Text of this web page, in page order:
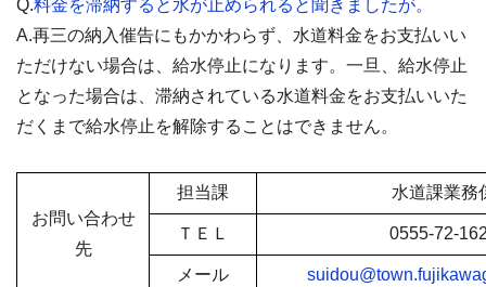
Q.料金を滞納すると水が止められると聞きましたが。
A.再三の納入催告にもかかわらず、水道料金をお支払いい
ただけない場合は、給水停止になります。一旦、給水停止
となった場合は、滞納されている水道料金をお支払いいた
だくまで給水停止を解除することはできません。
お問い合わせ
先
担当課 水道課業務
ＴＥＬ 0555-72-
メール